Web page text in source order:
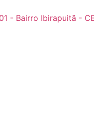
- Bairro Ibirapuitã -